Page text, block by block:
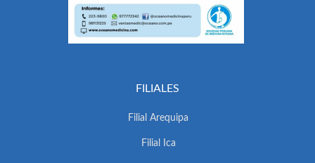
FILIALES
Filial Arequipa
Filial Ica